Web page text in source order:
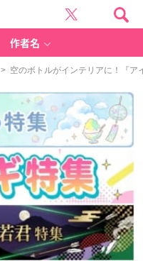
作者名
> 空のボトルがインテリアに！『ア